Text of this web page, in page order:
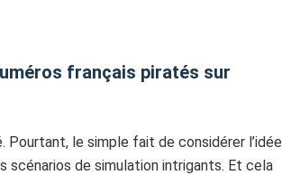
français piratés sur
le simple fait de considérer l’idée
scénarios de simulation intrigants. Et cela